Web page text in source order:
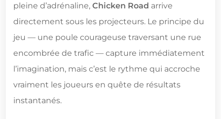
pleine d’adrénaline, Chicken Road arrive
directement sous les projecteurs. Le principe du
jeu — une poule courageuse traversant une rue
encombrée de trafic — capture immédiatement
l’imagination, mais c’est le rythme qui accroche
vraiment les joueurs en quête de résultats
instantanés.